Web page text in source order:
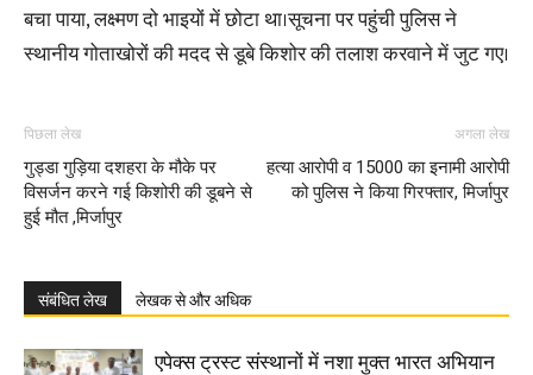
बचा पाया, लक्ष्मण दो भाइयों में छोटा था।सूचना पर पहुंची पुलिस ने
स्थानीय गोताखोरों की मदद से डूबे किशोर की तलाश करवाने में जुट गए।
पिछला लेख
गुड्डा गुड़िया दशहरा के मौके पर
विसर्जन करने गई किशोरी की डूबने से
हुई मौत ,मिर्जापुर
अगला लेख
हत्या आरोपी व 15000 का इनामी आरोपी
को पुलिस ने किया गिरफ्तार, मिर्जापुर
संबंधित लेख लेखक से और अधिक
एपेक्स ट्रस्ट संस्थानों में नशा मुक्त भारत अभियान